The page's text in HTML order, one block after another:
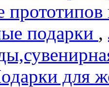
подарки ,
для